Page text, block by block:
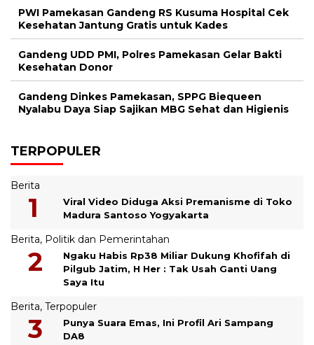
PWI Pamekasan Gandeng RS Kusuma Hospital Cek
Kesehatan Jantung Gratis untuk Kades
Gandeng UDD PMI, Polres Pamekasan Gelar Bakti
Kesehatan Donor
Gandeng Dinkes Pamekasan, SPPG Biequeen
Nyalabu Daya Siap Sajikan MBG Sehat dan Higienis
TERPOPULER
Berita
Viral Video Diduga Aksi Premanisme di Toko
Madura Santoso Yogyakarta
Berita, Politik dan Pemerintahan
Ngaku Habis Rp38 Miliar Dukung Khofifah di
Pilgub Jatim, H Her : Tak Usah Ganti Uang
Saya Itu
Berita, Terpopuler
Punya Suara Emas, Ini Profil Ari Sampang
DA8